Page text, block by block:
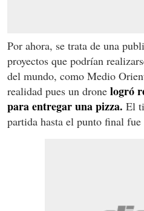
Por ahora, se trata de una
proyectos que podrían
del mundo, como Medio
realidad pues un drone logró
para entregar una pizza. El
partida hasta el punto final fue